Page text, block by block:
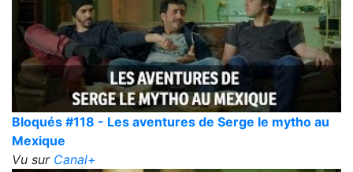
Bloqués #118 - Les aventures de Serge le mytho au
Mexique
Vu sur Canal+